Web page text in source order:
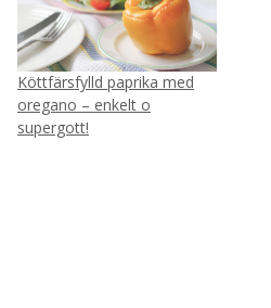
Köttfärsfylld paprika med
oregano – enkelt o
supergott!